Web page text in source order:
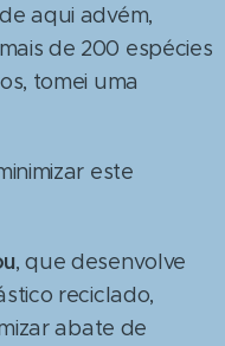
aqui advém,
de 200 espécies
tomei uma
este
, que desenvolve
reciclado,
abate de